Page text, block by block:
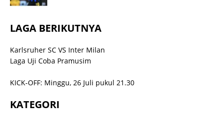
LAGA BERIKUTNYA
Karlsruher SC VS Inter Milan
Laga Uji Coba Pramusim
KICK-OFF: Minggu, 26 Juli pukul 21.30
KATEGORI